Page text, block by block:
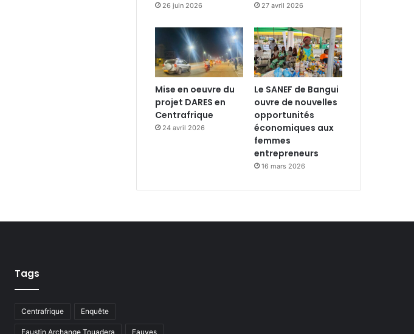
26 juin 2026 27 avril 2026
Mise en oeuvre du
projet DARES en
Centrafrique
24 avril 2026
Le SANEF de Bangui
ouvre de nouvelles
opportunités
économiques aux
femmes
entrepreneurs
16 mars 2026
Tags
Centrafrique Enquête
Faustin Archange Touadera Fauves